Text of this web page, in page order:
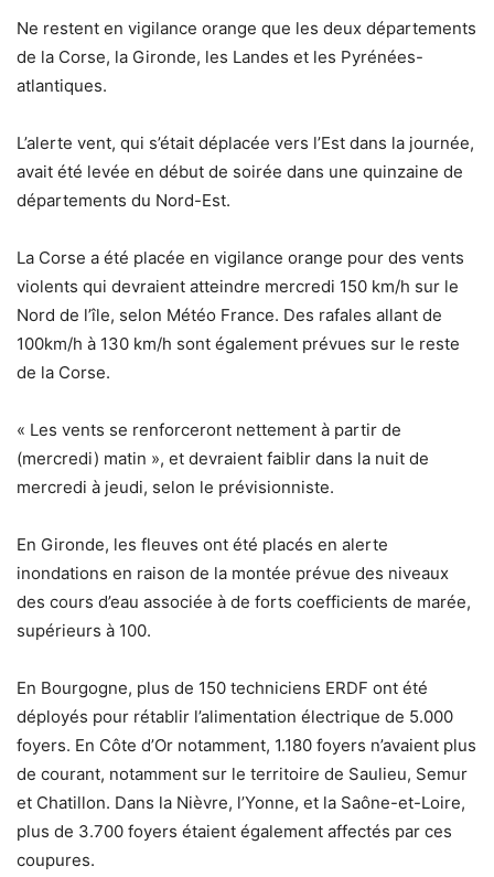
Ne restent en vigilance orange que les deux départements
de la Corse, la Gironde, les Landes et les Pyrénées-
atlantiques.
L’alerte vent, qui s’était déplacée vers l’Est dans la journée,
avait été levée en début de soirée dans une quinzaine de
départements du Nord-Est.
La Corse a été placée en vigilance orange pour des vents
violents qui devraient atteindre mercredi 150 km/h sur le
Nord de l’île, selon Météo France. Des rafales allant de
100km/h à 130 km/h sont également prévues sur le reste
de la Corse.
« Les vents se renforceront nettement à partir de
(mercredi) matin », et devraient faiblir dans la nuit de
mercredi à jeudi, selon le prévisionniste.
En Gironde, les fleuves ont été placés en alerte
inondations en raison de la montée prévue des niveaux
des cours d’eau associée à de forts coefficients de marée,
supérieurs à 100.
En Bourgogne, plus de 150 techniciens ERDF ont été
déployés pour rétablir l’alimentation électrique de 5.000
foyers. En Côte d’Or notamment, 1.180 foyers n’avaient plus
de courant, notamment sur le territoire de Saulieu, Semur
et Chatillon. Dans la Nièvre, l’Yonne, et la Saône-et-Loire,
plus de 3.700 foyers étaient également affectés par ces
coupures.